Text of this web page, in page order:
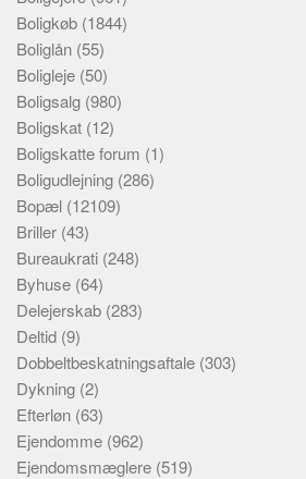
Boligkøb (1844)
Boliglån (55)
Boligleje (50)
Boligsalg (980)
Boligskat (12)
Boligskatte forum (1)
Boligudlejning (286)
Bopæl (12109)
Briller (43)
Bureaukrati (248)
Byhuse (64)
Delejerskab (283)
Deltid (9)
Dobbeltbeskatningsaftale (303)
Dykning (2)
Efterløn (63)
Ejendomme (962)
Ejendomsmæglere (519)